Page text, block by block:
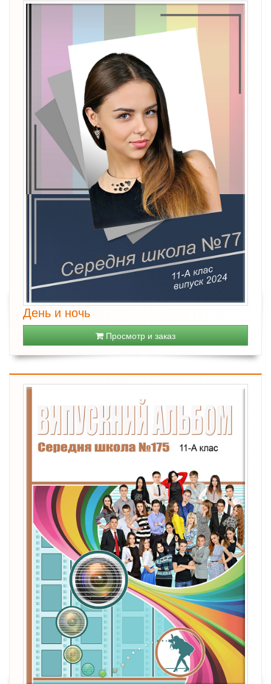
День и ночь
Просмотр и заказ